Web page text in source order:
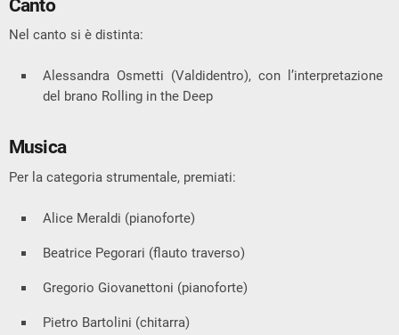
Canto
Nel canto si è distinta:
Alessandra Osmetti (Valdidentro), con l’interpretazione
del brano Rolling in the Deep
Musica
Per la categoria strumentale, premiati:
Alice Meraldi (pianoforte)
Beatrice Pegorari (flauto traverso)
Gregorio Giovanettoni (pianoforte)
Pietro Bartolini (chitarra)